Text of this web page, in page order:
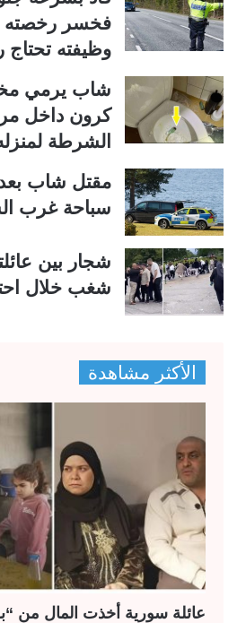
وظيفته
شاب يرمي
كرون داخل
الشرطة
مقتل شاب
سباحة غرب
شجار بين
شغب خلال
الأكثر مشاهدة
عائلة سورية أخذت المال من